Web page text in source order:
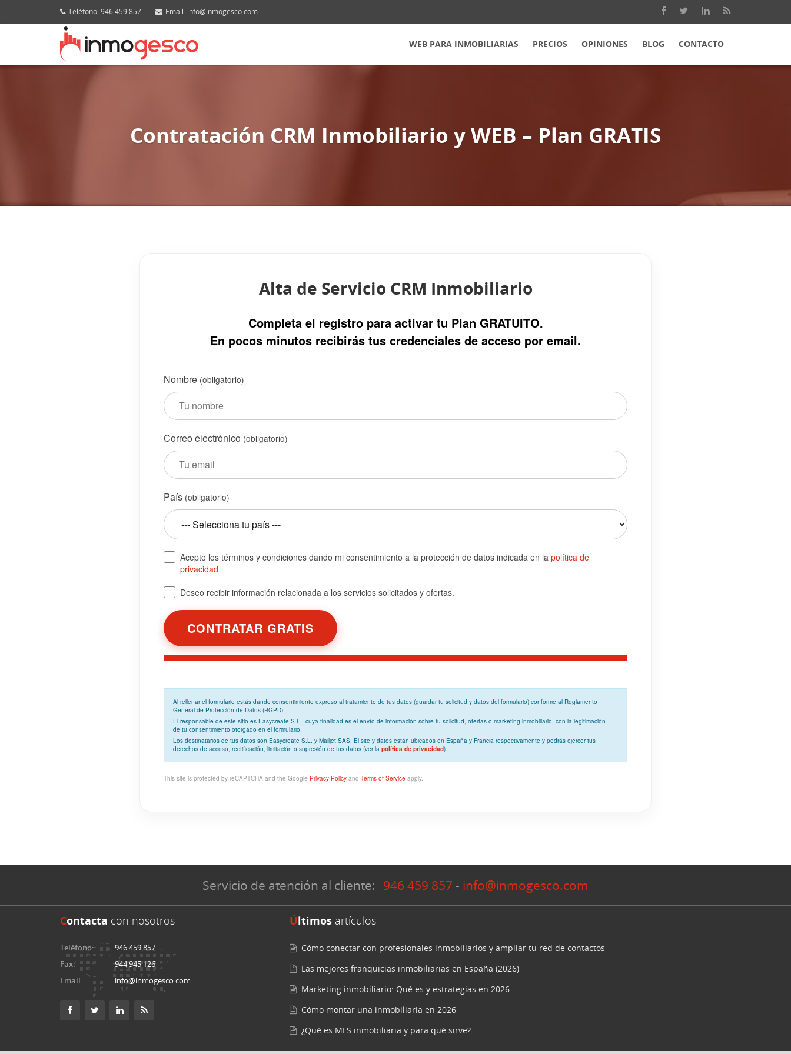
Teléfono: 946 459 857 Email: info@inmogesco.com
WEB PARA INMOBILIARIAS PRECIOS OPINIONES BLOG CONTACTO
Contratación CRM Inmobiliario y WEB – Plan GRATIS
Alta de Servicio CRM Inmobiliario
Completa el registro para activar tu Plan GRATUITO.
En pocos minutos recibirás tus credenciales de acceso por email.
Nombre (obligatorio)
Correo electrónico (obligatorio)
País (obligatorio)
Acepto los términos y condiciones dando mi consentimiento a la protección de datos indicada en la política de
privacidad
Deseo recibir información relacionada a los servicios solicitados y ofertas.
Al rellenar el formulario estás dando consentimiento expreso al tratamiento de tus datos (guardar tu solicitud y datos del formulario) conforme al Reglamento
General de Protección de Datos (RGPD).
El responsable de este sitio es Easycreate S.L., cuya finalidad es el envío de información sobre tu solicitud, ofertas o marketing inmobiliario, con la legitimación
de tu consentimiento otorgado en el formulario.
Los destinatarios de tus datos son Easycreate S.L. y Mailjet SAS. El site y datos están ubicados en España y Francia respectivamente y podrás ejercer tus
derechos de acceso, rectificación, limitación o supresión de tus datos (ver la política de privacidad).
This site is protected by reCAPTCHA and the Google Privacy Policy and Terms of Service apply.
Servicio de atención al cliente: 946 459 857 - info@inmogesco.com
Contacta con nosotros
Teléfono:
946 459 857
Fax:
944 945 126
Email:
info@inmogesco.com
Últimos artículos
Cómo conectar con profesionales inmobiliarios y ampliar tu red de contactos
Las mejores franquicias inmobiliarias en España (2026)
Marketing inmobiliario: Qué es y estrategias en 2026
Cómo montar una inmobiliaria en 2026
¿Qué es MLS inmobiliaria y para qué sirve?